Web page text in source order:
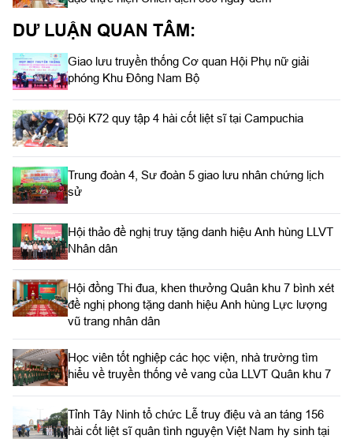
DƯ LUẬN QUAN TÂM:
Giao lưu truyền thống Cơ quan Hội Phụ nữ giải
phóng Khu Đông Nam Bộ
Đội K72 quy tập 4 hài cốt liệt sĩ tại Campuchia
Trung đoàn 4, Sư đoàn 5 giao lưu nhân chứng lịch
sử
Hội thảo đề nghị truy tặng danh hiệu Anh hùng LLVT
Nhân dân
Hội đồng Thi đua, khen thưởng Quân khu 7 bình xét
đề nghị phong tặng danh hiệu Anh hùng Lực lượng
vũ trang nhân dân
Học viên tốt nghiệp các học viện, nhà trường tìm
hiểu về truyền thống vẻ vang của LLVT Quân khu 7
​Tỉnh Tây Ninh tổ chức Lễ truy điệu và an táng 156
hài cốt liệt sĩ quân tình nguyện Việt Nam hy sinh tại